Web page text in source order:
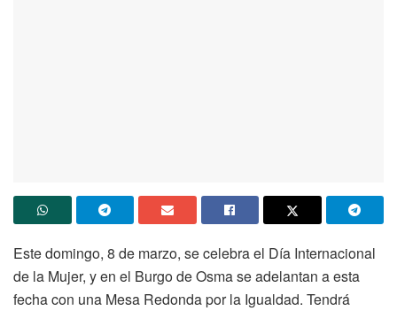
Este domingo, 8 de marzo, se celebra el Día Internacional
de la Mujer, y en el Burgo de Osma se adelantan a esta
fecha con una Mesa Redonda por la Igualdad. Tendrá